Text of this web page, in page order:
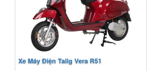
Xe Máy Điện Tailg Vera R51